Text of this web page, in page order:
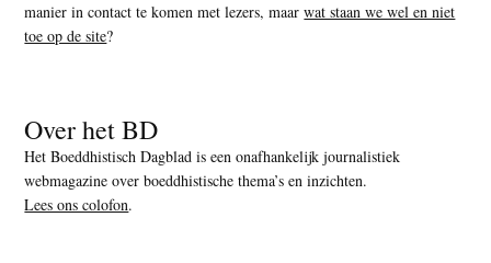
manier in contact te komen met lezers, maarwat staan we wel en niet
toe op de site?
Over het BD
Het Boeddhistisch Dagblad is een onafhankelijk journalistiek
webmagazine over boeddhistische thema’s en inzichten.
Lees ons colofon.